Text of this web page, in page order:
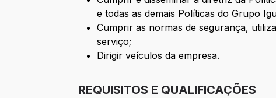
e todas as demais Políticas do Grupo
Cumprir as normas de segurança,
serviço;
Dirigir veículos da empresa.
REQUISITOS E QUALIFICAÇÕES